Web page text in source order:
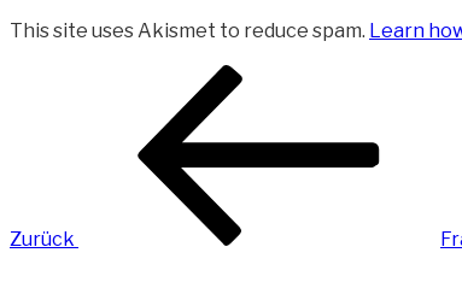
This site uses Akismet to reduce spam. Learn
Beitragsnavigation
Zurück